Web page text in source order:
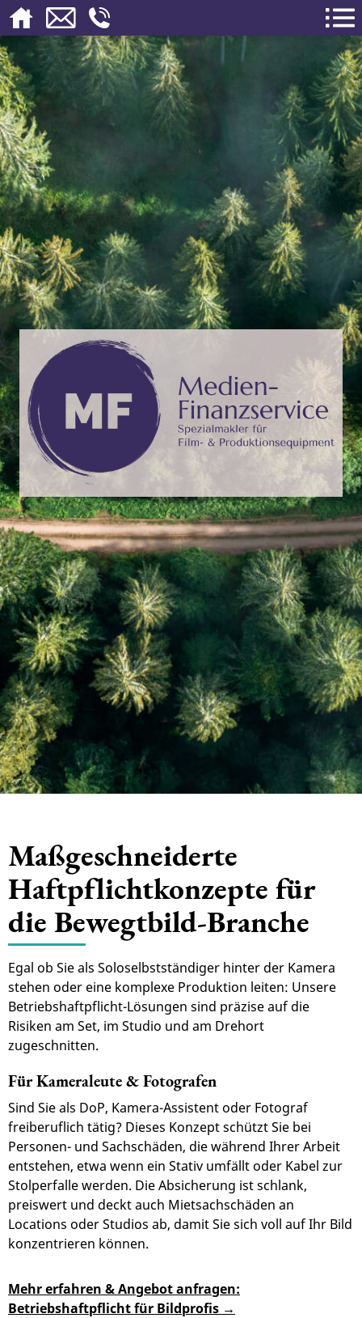
Maßgeschneiderte
Haftpflichtkonzepte für
die Bewegtbild-Branche
Egal ob Sie als Soloselbstständiger hinter der Kamera
stehen oder eine komplexe Produktion leiten: Unsere
Betriebshaftpflicht-Lösungen sind präzise auf die
Risiken am Set, im Studio und am Drehort
zugeschnitten.
Für Kameraleute & Fotografen
Sind Sie als DoP, Kamera-Assistent oder Fotograf
freiberuflich tätig? Dieses Konzept schützt Sie bei
Personen- und Sachschäden, die während Ihrer Arbeit
entstehen, etwa wenn ein Stativ umfällt oder Kabel zur
Stolperfalle werden. Die Absicherung ist schlank,
preiswert und deckt auch Mietsachschäden an
Locations oder Studios ab, damit Sie sich voll auf Ihr Bild
konzentrieren können.
Mehr erfahren & Angebot anfragen:
Betriebshaftpflicht für Bildprofis